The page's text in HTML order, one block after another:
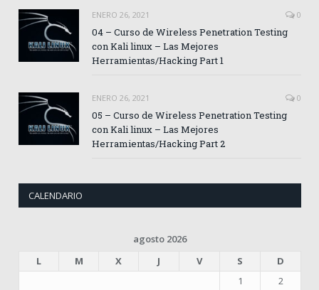
ENERO 26, 2021 0
04 – Curso de Wireless Penetration Testing
con Kali linux – Las Mejores
Herramientas/Hacking Part 1
ENERO 26, 2021 0
05 – Curso de Wireless Penetration Testing
con Kali linux – Las Mejores
Herramientas/Hacking Part 2
CALENDARIO
agosto 2026
L
M X J V S
D
1
2